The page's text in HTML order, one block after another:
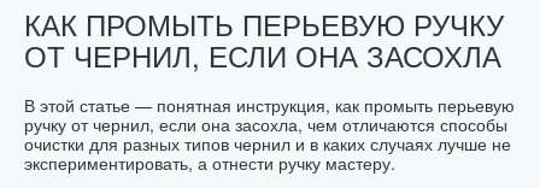
КАК ПРОМЫТЬ ПЕРЬЕВУЮ РУЧКУ
ОТ ЧЕРНИЛ, ЕСЛИ ОНА ЗАСОХЛА
В этой статье — понятная инструкция, как промыть перьевую
ручку от чернил, если она засохла, чем отличаются способы
очистки для разных типов чернил и в каких случаях лучше не
экспериментировать, а отнести ручку мастеру.